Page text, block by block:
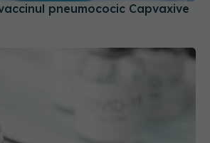
pneumococic Capvaxive